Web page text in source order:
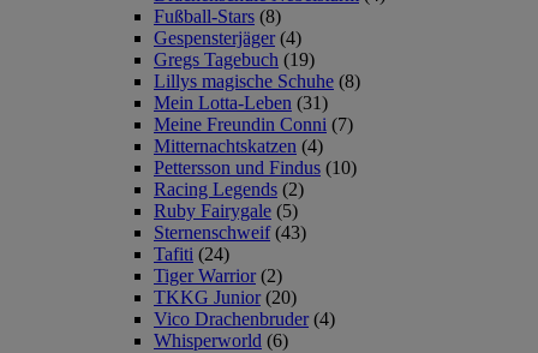
Fußball-Stars (8)
Gespensterjäger (4)
Gregs Tagebuch (19)
Lillys magische Schuhe (8)
Mein Lotta-Leben (31)
Meine Freundin Conni (7)
Mitternachtskatzen (4)
Pettersson und Findus (10)
Racing Legends (2)
Ruby Fairygale (5)
Sternenschweif (43)
Tafiti (24)
Tiger Warrior (2)
TKKG Junior (20)
Vico Drachenbruder (4)
Whisperworld (6)